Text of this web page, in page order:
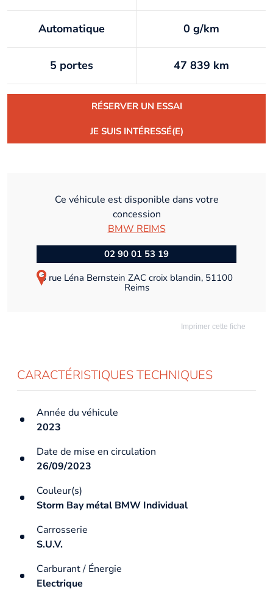
Automatique 0 g/km
5 portes 47 839 km
RÉSERVER UN ESSAI
JE SUIS INTÉRESSÉ(E)
Ce véhicule est disponible dans votre
concession
BMW REIMS
02 90 01 53 19
3 rue Léna Bernstein ZAC croix blandin, 51100
Reims
Imprimer cette fiche
CARACTÉRISTIQUES TECHNIQUES
Année du véhicule
2023
Date de mise en circulation
26/09/2023
Couleur(s)
Storm Bay métal BMW Individual
Carrosserie
S.U.V.
Carburant / Énergie
Electrique